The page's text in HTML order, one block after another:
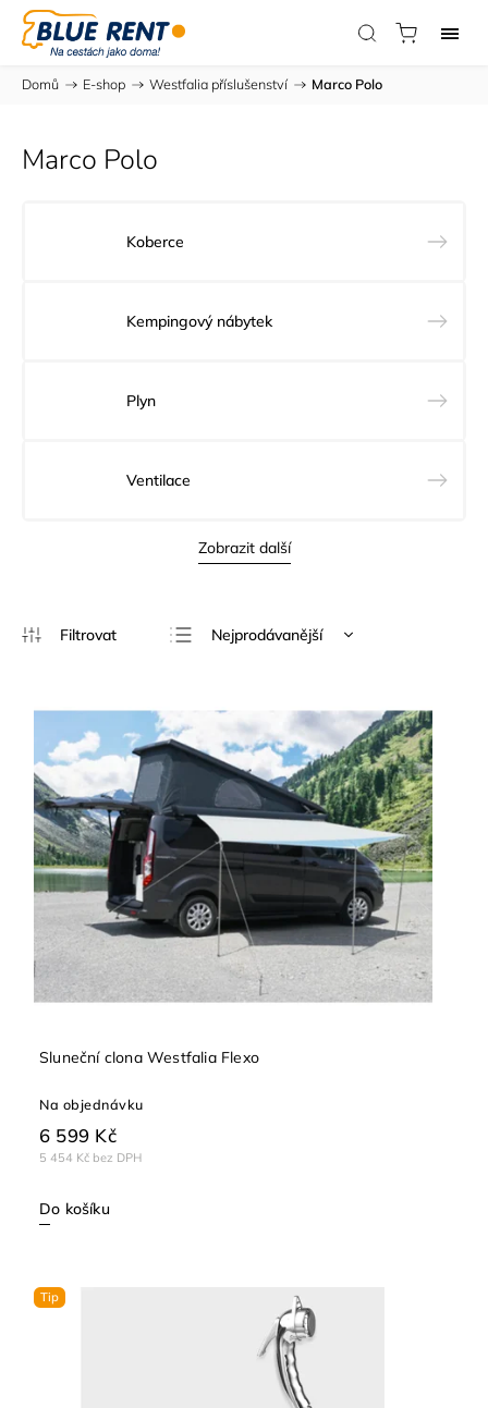
Domů / E-shop / Westfalia příslušenství / Marco Polo
Marco Polo
Koberce
Kempingový nábytek
Plyn
Ventilace
Zobrazit další
Nejprodávanější
Abecedně
Sluneční clona Westfalia Flexo
Na objednávku
5 454 Kč bez DPH
6 599 Kč
Do košíku
Tip